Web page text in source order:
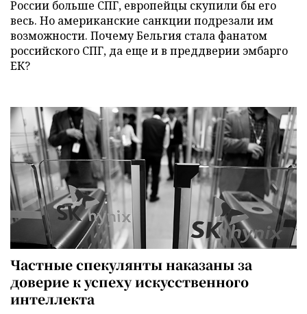
России больше СПГ, европейцы скупили бы его
весь. Но американские санкции подрезали им
возможности. Почему Бельгия стала фанатом
российского СПГ, да еще и в преддверии эмбарго
ЕК?
Частные спекулянты наказаны за
доверие к успеху искусственного
интеллекта